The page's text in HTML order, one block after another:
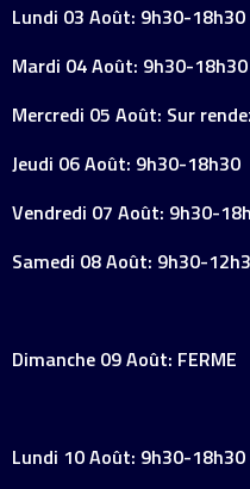
Lundi 03 Août: 9h30-18h30
Mardi 04 Août: 9h30-18h30
Mercredi 05 Août: Sur
Jeudi 06 Août: 9h30-18h30
Vendredi 07 Août: 9h30-
Samedi 08 Août: 9h30-
Dimanche 09 Août: FERME
Lundi 10 Août: 9h30-18h30